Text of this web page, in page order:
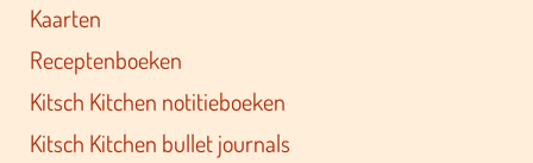
Kaarten
Receptenboeken
Kitsch Kitchen notitieboeken
Kitsch Kitchen bullet journals